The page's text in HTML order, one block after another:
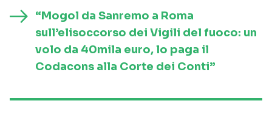
“Mogol da Sanremo a Roma
sull’elisoccorso dei Vigili del fuoco: un
volo da 40mila euro, lo paga il
Codacons alla Corte dei Conti”